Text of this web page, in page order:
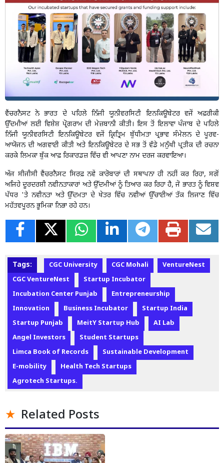
ਵੈਂਚਰਨੈਸਟ ਨੇ ਭਾਰਤ ਦੇ ਪਹਿਲੇ ਨਿੱਜੀ ਯੂਨੀਵਰਸਿਟੀ ਇਨਕਿਊਬੇਟਰ ਵਜੋਂ ਅਫ਼ਰੀਕੀ
ਉੱਦਮੀਆਂ ਲਈ ਵਿਸ਼ੇਸ਼ ਪ੍ਰੋਗਰਾਮ ਦੀ ਮੇਜ਼ਬਾਨੀ ਕੀਤੀ। ਇਸ ਤੋਂ ਇਲਾਵਾ ਪੰਜਾਬ ਦੇ ਪਹਿਲੇ
ਨਿੱਜੀ ਯੂਨੀਵਰਸਿਟੀ ਇਨਕਿਊਬੇਟਰ ਵਜੋਂ ਕ੍ਰਿਤ੍ਰਿਮ ਬੁੱਧੀਮਤਾ ਪ੍ਰਭਾਵ ਸੰਮੇਲਨ ਦੇ ਪੂਰਵ-
ਆਯੋਜਨ ਦੀ ਅਗਵਾਈ ਕੀਤੀ ਅਤੇ ਇਨਕਿਊਬੇਟਰ ਦੇ ਸਭ ਤੋਂ ਵੱਡੇ ਮਨੁੱਖੀ ਪ੍ਰਤੀਕ ਦੀ ਰਚਨਾ
ਕਰਕੇ ਲਿਮਕਾ ਬੁੱਕ ਆਫ਼ ਰਿਕਾਰਡਜ਼ ਵਿੱਚ ਵੀ ਆਪਣਾ ਨਾਮ ਦਰਜ ਕਰਵਾਇਆ।
ਅੱਜ ਸੀਜੀਸੀ ਵੈਂਚਰਨੈਸਟ ਸਿਰਫ਼ ਨਵੇਂ ਕਾਰੋਬਾਰਾਂ ਦੀ ਸਥਾਪਨਾ ਹੀ ਨਹੀਂ ਕਰ ਰਿਹਾ, ਸਗੋਂ
ਅਜਿਹੇ ਦੂਰਦਰਸ਼ੀ ਨਵੀਨਤਾਕਾਰਾਂ ਅਤੇ ਉੱਦਮੀਆਂ ਨੂੰ ਤਿਆਰ ਕਰ ਰਿਹਾ ਹੈ, ਜੋ ਭਾਰਤ ਨੂੰ ਵਿਸ਼ਵ
ਪੱਧਰ 'ਤੇ ਨਵੀਨਤਾ ਅਤੇ ਉੱਦਮਤਾ ਦੇ ਖੇਤਰ ਵਿੱਚ ਨਵੀਆਂ ਉੱਚਾਈਆਂ ਤੱਕ ਲਿਜਾਣ ਵਿੱਚ
ਮਹੱਤਵਪੂਰਨ ਭੂਮਿਕਾ ਨਿਭਾ ਰਹੇ ਹਨ।
Tags: CGC University CGC Mohali
VentureNest
CGC VentureNest
Startup Incubator
Incubation Center Punjab
Entrepreneurship
Innovation
Business Incubator
Startup India
Startup Punjab
MeitY Startup Hub
AI Lab
Angel Investors
Student Startups
Limca Book of Records
Sustainable Development
E-mobility
Health Tech Startups
Agrotech Startups.
Related Posts